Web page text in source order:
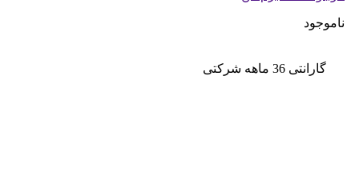
ناموجود
گارانتی 36 ماهه شرکتی